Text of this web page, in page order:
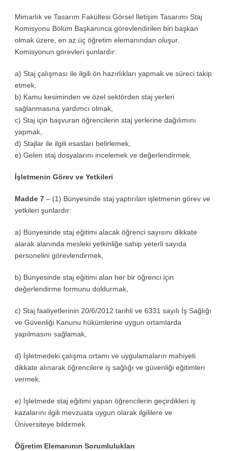
Mimarlık ve Tasarım Fakültesi Görsel İletişim Tasarımı Staj
Komisyonu Bölüm Başkanınca görevlendirilen biri başkan
olmak üzere, en az üç öğretim elemanından oluşur.
Komisyonun görevleri şunlardır:
a) Staj çalışması ile ilgili ön hazırlıkları yapmak ve süreci takip
etmek,
b) Kamu kesiminden ve özel sektörden staj yerleri
sağlanmasına yardımcı olmak,
c) Staj için başvuran öğrencilerin staj yerlerine dağılımını
yapmak,
d) Stajlar ile ilgili esasları belirlemek,
e) Gelen staj dosyalarını incelemek ve değerlendirmek.
İşletmenin Görev ve Yetkileri
Madde 7 – (1) Bünyesinde staj yaptırılan işletmenin görev ve
yetkileri şunlardır:
a) Bünyesinde staj eğitimi alacak öğrenci sayısını dikkate
alarak alanında mesleki yetkinliğe sahip yeterli sayıda
personelini görevlendirmek,
b) Bünyesinde staj eğitimi alan her bir öğrenci için
değerlendirme formunu doldurmak,
c) Staj faaliyetlerinin 20/6/2012 tarihli ve 6331 sayılı İş Sağlığı
ve Güvenliği Kanunu hükümlerine uygun ortamlarda
yapılmasını sağlamak,
d) İşletmedeki çalışma ortamı ve uygulamaların mahiyeti
dikkate alınarak öğrencilere iş sağlığı ve güvenliği eğitimleri
vermek,
e) İşletmede staj eğitimi yapan öğrencilerin geçirdikleri iş
kazalarını ilgili mevzuata uygun olarak ilgililere ve
Üniversiteye bildirmek.
Öğretim Elemanının Sorumlulukları